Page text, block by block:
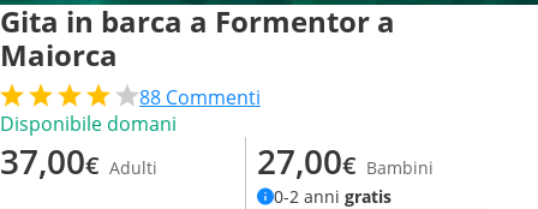
Gita in barca a Formentor a
Maiorca
88 Commenti
Disponibile domani
37,00€ Adulti 27,00€ Bambini
0-2 anni gratis